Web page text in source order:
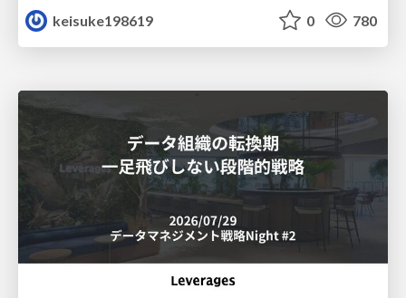
keisuke198619
0 780